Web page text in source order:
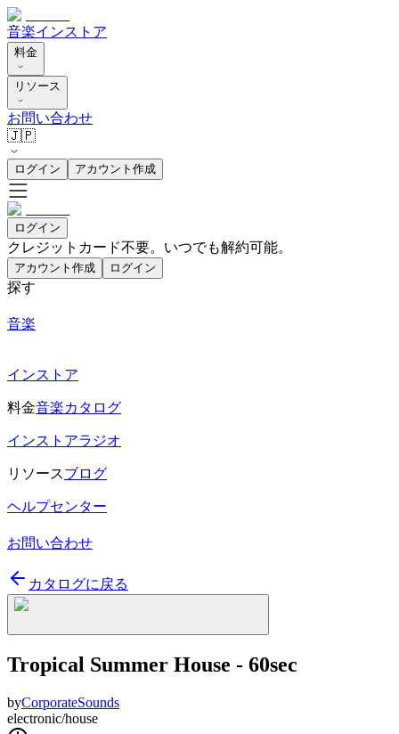
音楽インストア
料金
リソース
お問い合わせ
🇯🇵
ログイン アカウント作成
ログイン
クレジットカード不要。いつでも解約可能。
アカウント作成 ログイン
探す
音楽
インストア
料金音楽カタログ
インストアラジオ
リソースブログ
ヘルプセンター
お問い合わせ
カタログに戻る
Tropical Summer House - 60sec
byCorporateSounds
electronic/house